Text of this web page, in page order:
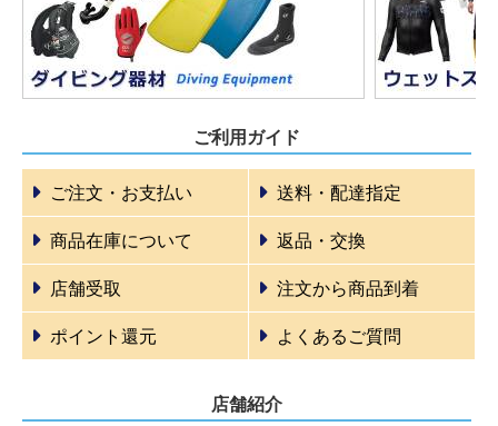
ご利用ガイド
ご注文・お支払い 送料・配達指定
商品在庫について 返品・交換
店舗受取 注文から商品到着
ポイント還元 よくあるご質問
店舗紹介